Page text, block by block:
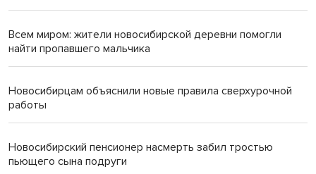
Всем миром: жители новосибирской деревни помогли
найти пропавшего мальчика
Новосибирцам объяснили новые правила сверхурочной
работы
Новосибирский пенсионер насмерть забил тростью
пьющего сына подруги